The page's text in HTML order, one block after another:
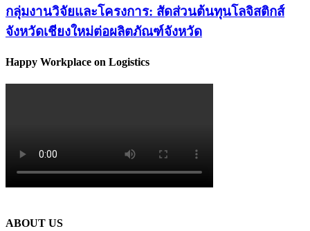
กลุ่มงานวิจัยและโครงการ: สัดส่วนต้นทุนโลจิสติกส์
จังหวัดเชียงใหม่ต่อผลิตภัณฑ์จังหวัด
Happy Workplace on Logistics
ABOUT US